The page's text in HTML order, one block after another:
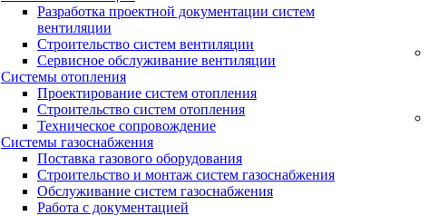
Разработка проектной документации систем
вентиляции
Строительство систем вентиляции
Сервисное обслуживание вентиляции
Системы отопления
Проектирование систем отопления
Строительство систем отопления
Техническое сопровождение
Системы газоснабжения
Поставка газового оборудования
Строительство и монтаж систем газоснабжения
Обслуживание систем газоснабжения
Работа с документацией